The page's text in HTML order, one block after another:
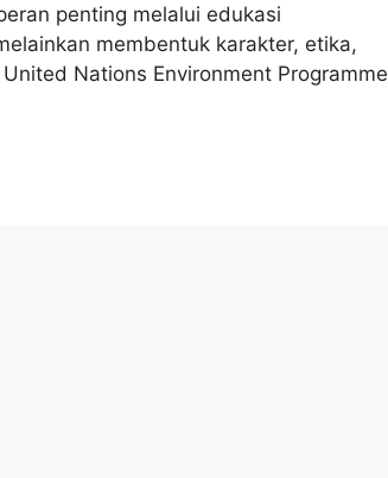
penting melalui edukasi
membentuk karakter, etika,
Nations Environment Programme